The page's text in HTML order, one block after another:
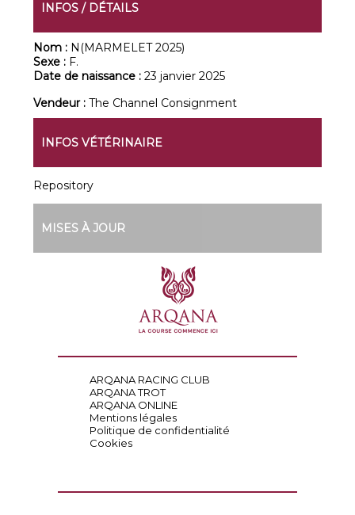
INFOS / DÉTAILS
Nom : N(MARMELET 2025)
Sexe : F.
Date de naissance :23 janvier 2025
Vendeur :The Channel Consignment
INFOS VÉTÉRINAIRE
Repository
MISES À JOUR
ARQANA RACING CLUB
ARQANA TROT
ARQANA ONLINE
Mentions légales
Politique de confidentialité
Cookies